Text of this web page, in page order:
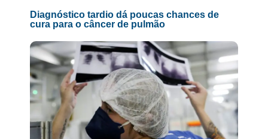
Diagnóstico tardio dá poucas chances de
cura para o câncer de pulmão